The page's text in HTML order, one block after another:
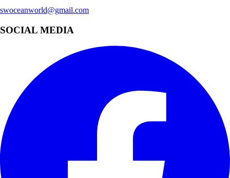
swoceanworld@gmail.com
SOCIAL MEDIA